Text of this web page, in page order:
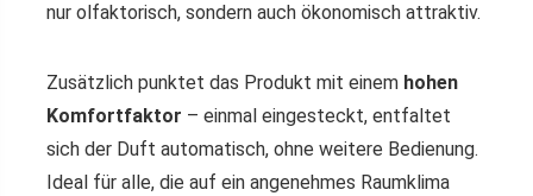
nur olfaktorisch, sondern auch ökonomisch attraktiv.
Zusätzlich punktet das Produkt mit einem hohen
Komfortfaktor – einmal eingesteckt, entfaltet
sich der Duft automatisch, ohne weitere Bedienung.
Ideal für alle, die auf ein angenehmes Raumklima